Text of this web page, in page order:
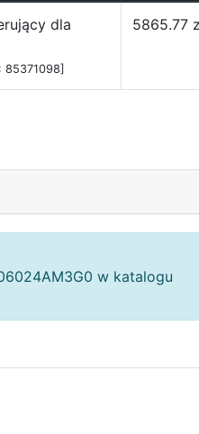
dla
85371098]
5865.77
w katalogu